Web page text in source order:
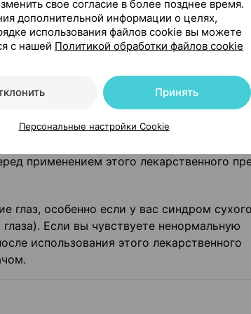
правило, глаза у детей более
бензалкония хлорид. Препарат
мг/мл.
линзами и может изменить цвет
применением этого лекарственного
особенно если у вас синдром сухого
Если вы чувствуете ненормальную
использования этого лекарственного
свое согласие в более позднее время.
дополнительной информации о целях,
использования файлов cookie вы можете
с нашей Политикой обработки файлов cookie
Принять
Персональные настройки Cookie